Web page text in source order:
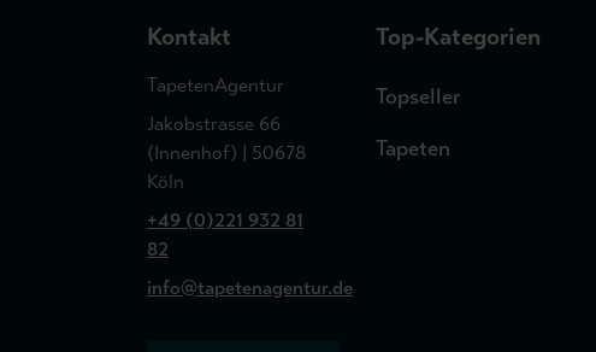
Kontakt
TapetenAgentur
Jakobstrasse 66
(Innenhof) | 50678
Köln
+49 (0)221 932 81
82
info@tapetenagentur.de
Top-Kategorien
Topseller
Tapeten